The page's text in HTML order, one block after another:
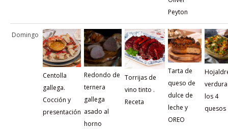
Peyton
Domingo
Centolla
gallega.
Cocción y
presentación
Redondo de
ternera
gallega
asado al
horno
Torrijas de
vino tinto .
Receta
Tarta de
queso de
dulce de
leche y
OREO
los 4
quesos